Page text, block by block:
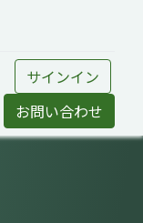
サインイン
お問い合わせ